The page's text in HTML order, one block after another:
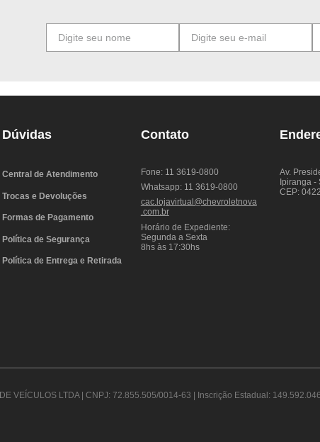
Dúvidas
Central de Atendimento
Trocas e Devoluções
Formas de Pagamento
Política de Segurança
Política de Entrega e Retirada
Contato
Fone: 11 3619-0800
Whatsapp: 11 3619-0800
cac.lojavirtual@chevroletnova
.com.br
Horário de Expediente:
Segunda a Sexta
8hs às 17:30hs
Av.
Ipiranga -
CEP:
VEÍCULOS LTDA | CNPJ: 72.855.505/0014-63 | Inscrição Estadual: